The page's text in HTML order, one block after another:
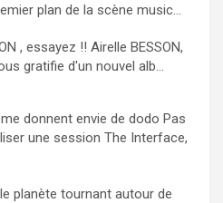
plan de la scène music...
, essayez !! Airelle BESSON,
gratifie d'un nouvel alb...
me donnent envie de dodo Pas
une session The Interface,
planète tournant autour de